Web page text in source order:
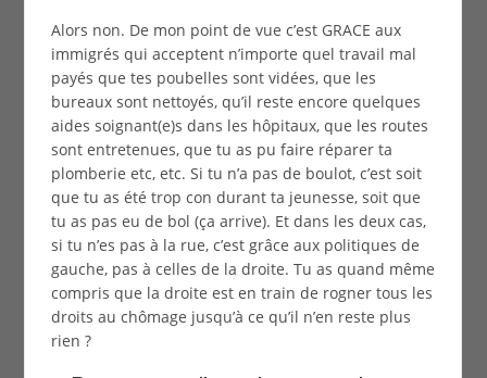
Alors non. De mon point de vue c’est GRACE aux
immigrés qui acceptent n’importe quel travail mal
payés que tes poubelles sont vidées, que les
bureaux sont nettoyés, qu’il reste encore quelques
aides soignant(e)s dans les hôpitaux, que les routes
sont entretenues, que tu as pu faire réparer ta
plomberie etc, etc. Si tu n’a pas de boulot, c’est soit
que tu as été trop con durant ta jeunesse, soit que
tu as pas eu de bol (ça arrive). Et dans les deux cas,
si tu n’es pas à la rue, c’est grâce aux politiques de
gauche, pas à celles de la droite. Tu as quand même
compris que la droite est en train de rogner tous les
droits au chômage jusqu’à ce qu’il n’en reste plus
rien ?